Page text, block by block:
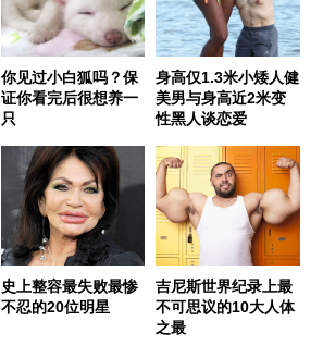
你见过小白狐吗？保
证你看完后很想养一
只
身高仅1.3米小矮人健
美男与身高近2米变
性黑人谈恋爱
史上整容最失败最惨
不忍的20位明星
吉尼斯世界纪录上最
不可思议的10大人体
之最